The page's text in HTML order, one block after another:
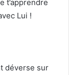
t’apprendre
Lui !
déverse sur